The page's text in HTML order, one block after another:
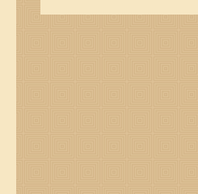
的星座人生